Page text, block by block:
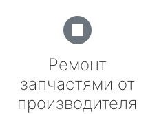
Ремонт
запчастями от
производителя